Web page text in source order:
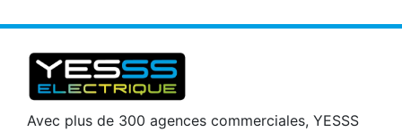
Avec plus de 300 agences commerciales, YESSS